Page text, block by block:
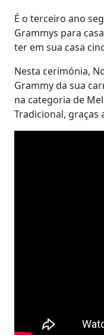
É o terceiro ano
Grammys para
ter em sua casa
Nesta cerimónia,
Grammy da sua
na categoria de
Tradicional, graças